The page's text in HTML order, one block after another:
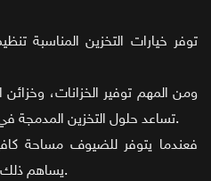
توفر خيارات التخزين المناسبة
ومن المهم توفير الخزانات،
تساعد حلول التخزين المدمجة في توفير المساحة مع ضمان الراحة.
فعندما يتوفر للضيوف مساحة
يساهم ذلك في خلق بيئة خالية من الفوضى.